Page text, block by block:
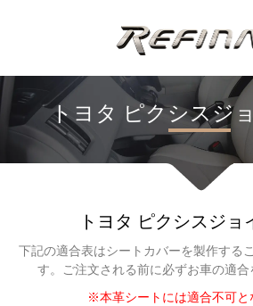
トヨタ ピクシスジ
トヨタ ピクシスジョ
下記の適合表はシートカバーを製作する
す。
ご注文される前に必ずお車の適合
※本革シートには適合不可と